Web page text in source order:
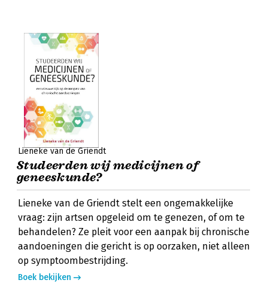
Lieneke van de Griendt
Studeerden wij medicijnen of
geneeskunde?
Lieneke van de Griendt stelt een ongemakkelijke
vraag: zijn artsen opgeleid om te genezen, of om te
behandelen? Ze pleit voor een aanpak bij chronische
aandoeningen die gericht is op oorzaken, niet alleen
op symptoombestrijding.
Boek bekijken